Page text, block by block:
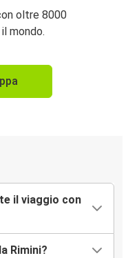
oltre 8000
mondo.
il viaggio con
Rimini?